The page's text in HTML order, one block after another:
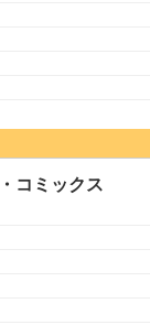
コミックス